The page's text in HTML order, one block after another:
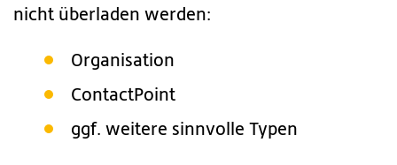
nicht überladen werden:
Organisation
ContactPoint
ggf. weitere sinnvolle Typen